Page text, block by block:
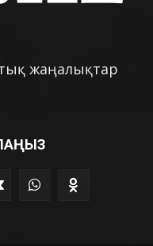
жаңалықтар